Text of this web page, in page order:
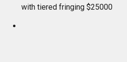
with tiered fringing $25000